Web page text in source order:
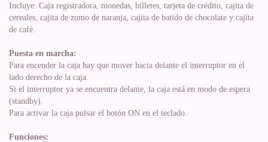
Incluye: Caja registradora, monedas, billetes, tarjeta de crédito, cajita de
cereales, cajita de zumo de naranja, cajita de batido de chocolate y cajita
de café.
Puesta en marcha:
Para encender la caja hay que mover hacia delante el interruptor en el
lado derecho de la caja.
Si el interruptor ya se encuentra delante, la caja está en modo de espera
(standby).
Para activar la caja pulsar el botón ON en el teclado.
Funciones: